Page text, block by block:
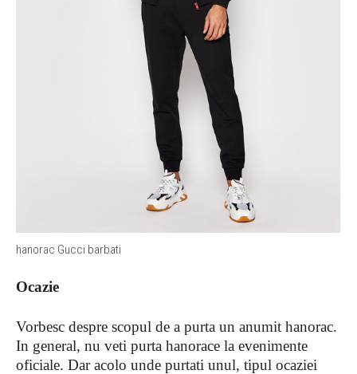
hanorac Gucci barbati
Ocazie
Vorbesc despre scopul de a purta un anumit hanorac.
In general, nu veti purta hanorace la evenimente
oficiale. Dar acolo unde purtati unul, tipul ocaziei